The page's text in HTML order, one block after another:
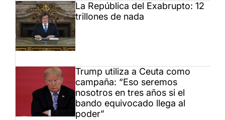
La República del Exabrupto: 12
trillones de nada
Trump utiliza a Ceuta como
campaña: “Eso seremos
nosotros en tres años si el
bando equivocado llega al
poder”